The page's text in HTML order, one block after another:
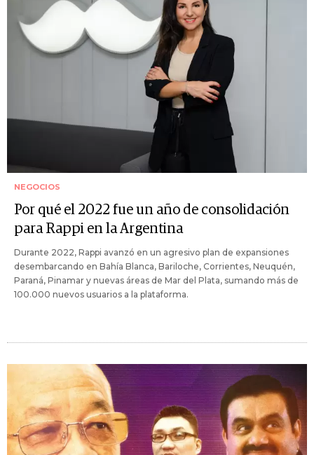
NEGOCIOS
Por qué el 2022 fue un año de consolidación
para Rappi en la Argentina
Durante 2022, Rappi avanzó en un agresivo plan de expansiones
desembarcando en Bahía Blanca, Bariloche, Corrientes, Neuquén,
Paraná, Pinamar y nuevas áreas de Mar del Plata, sumando más de
100.000 nuevos usuarios a la plataforma.